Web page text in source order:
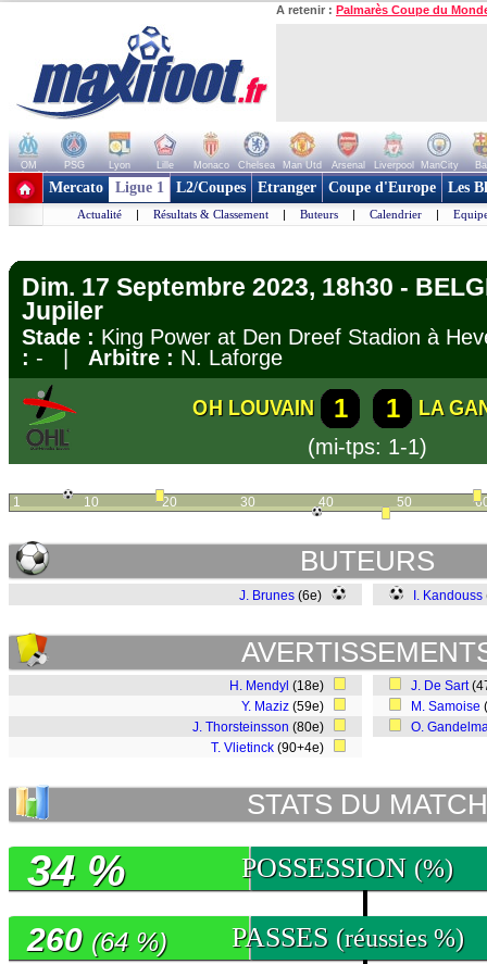
A retenir : Palmarès Coupe du
OM PSG Lyon Lille Monaco Chelsea Man Utd Arsenal Liverpool ManCity
+ de clubs
Mercato Ligue 1 L2/Coupes Etranger Coupe d'Europe Les
Actualité | Résultats & Classement | Buteurs | Calendrier |
Dim. 17 Septembre 2023, 18h30 -
Jupiler
Stade : King Power at Den Dreef Stadion à
: - | Arbitre : N. Laforge
OH LOUVAIN 1 1
LA
(mi-tps: 1-1)
1 10 20 30 40 50
BUTEURS
J. Brunes (6e) I. Kandouss
H. Mendyl (18e)
Y. Maziz (59e)
J. Thorsteinsson (80e)
T. Vlietinck (90+4e)
J. De Sart
M. Samoise
O.
STATS DU MATCH
POSSESSION (%)
34 %
PASSES (réussies %)
260 (64 %)